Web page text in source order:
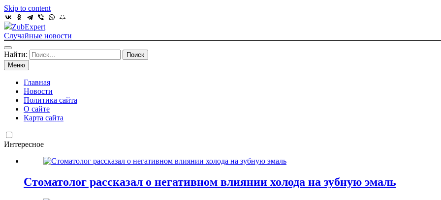
Skip to content
ZubExpert
Случайные новости
Найти:
Меню
Главная
Новости
Политика сайта
О сайте
Карта сайта
Интересное
Стоматолог рассказал о негативном влиянии холода на зубную эмаль